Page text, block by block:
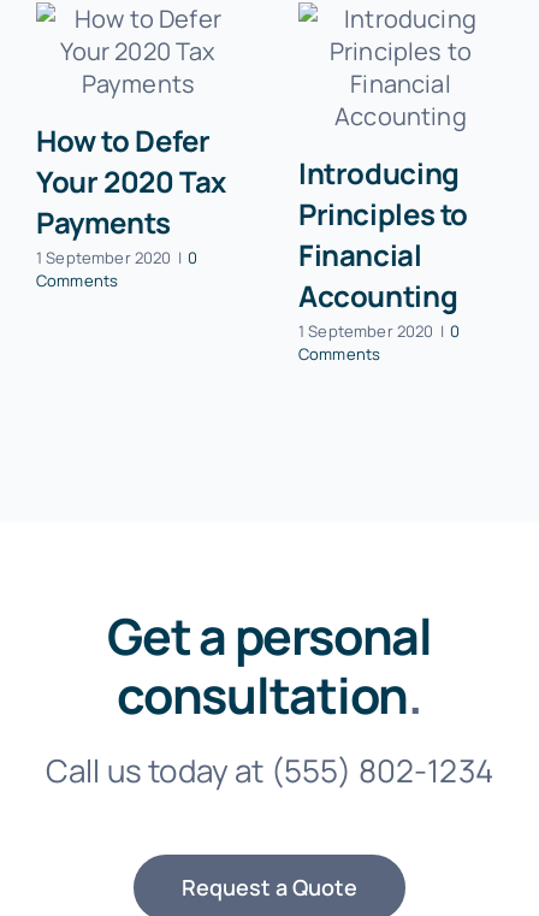
How to Defer
Your 2020 Tax
Payments
1 September 2020 | 0
Comments
Introducing
Principles to
Financial
Accounting
1 September 2020 | 0
Comments
Get a personal
consultation.
Call us today at (555) 802-1234
Request a Quote